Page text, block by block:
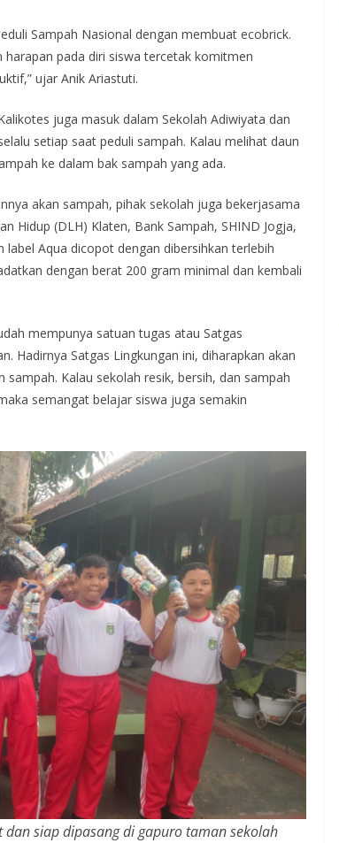
Sampah Nasional dengan membuat ecobrick.
pada diri siswa tercetak komitmen
ujar Anik Ariastuti.
juga masuk dalam Sekolah Adiwiyata dan
setiap saat peduli sampah. Kalau melihat daun
ke dalam bak sampah yang ada.
akan sampah, pihak sekolah juga bekerjasama
Hidup (DLH) Klaten, Bank Sampah, SHIND Jogja,
Aqua dicopot dengan dibersihkan terlebih
dengan berat 200 gram minimal dan kembali
mempunya satuan tugas atau Satgas
Hadirnya Satgas Lingkungan ini, diharapkan akan
Kalau sekolah resik, bersih, dan sampah
semangat belajar siswa juga semakin
siap dipasang di gapuro taman sekolah